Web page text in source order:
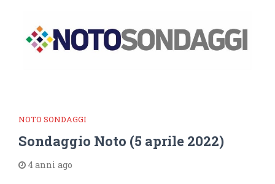
NOTO SONDAGGI
Sondaggio Noto (5 aprile 2022)
4 anni ago